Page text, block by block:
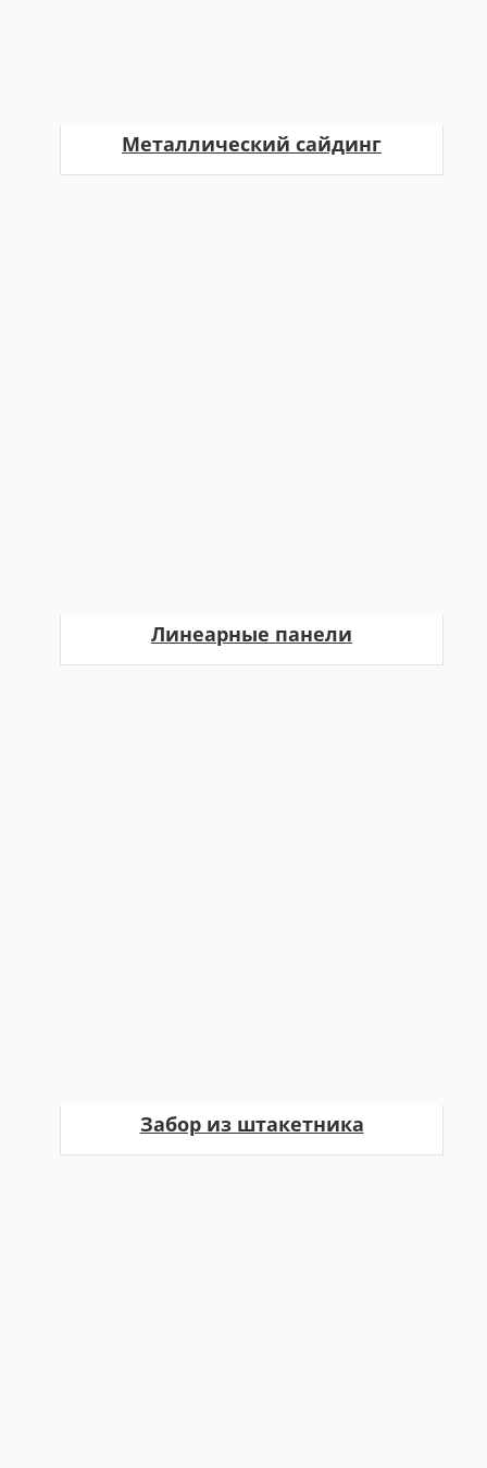
Металлический сайдинг
Линеарные панели
Забор из штакетника